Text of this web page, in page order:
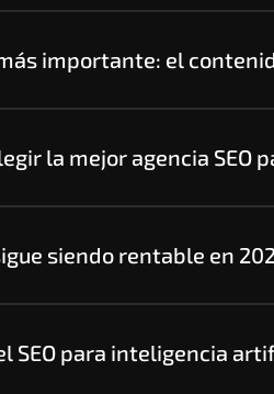
importante: el
fundamentales. Un sitio
la mejor agencia SEO
evaluar su
siendo rentable en
continúa siendo uno de los
SEO para inteligencia
de contenidos para